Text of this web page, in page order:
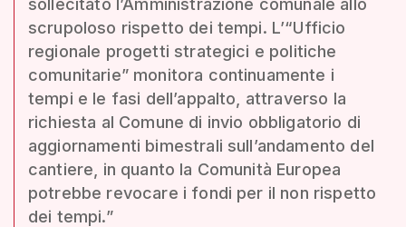
sollecitato l’Amministrazione comunale allo
scrupoloso rispetto dei tempi. L’“Ufficio
regionale progetti strategici e politiche
comunitarie” monitora continuamente i
tempi e le fasi dell’appalto, attraverso la
richiesta al Comune di invio obbligatorio di
aggiornamenti bimestrali sull’andamento del
cantiere, in quanto la Comunità Europea
potrebbe revocare i fondi per il non rispetto
dei tempi.”